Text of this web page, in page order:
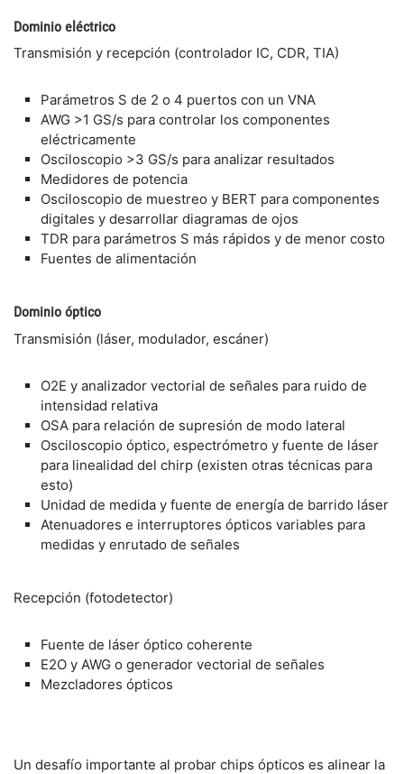
Dominio eléctrico
Transmisión y recepción (controlador IC, CDR, TIA)
Parámetros S de 2 o 4 puertos con un VNA
AWG >1 GS/s para controlar los componentes
eléctricamente
Osciloscopio >3 GS/s para analizar resultados
Medidores de potencia
Osciloscopio de muestreo y BERT para componentes
digitales y desarrollar diagramas de ojos
TDR para parámetros S más rápidos y de menor costo
Fuentes de alimentación
Dominio óptico
Transmisión (láser, modulador, escáner)
O2E y analizador vectorial de señales para ruido de
intensidad relativa
OSA para relación de supresión de modo lateral
Osciloscopio óptico, espectrómetro y fuente de láser
para linealidad del chirp (existen otras técnicas para
esto)
Unidad de medida y fuente de energía de barrido láser
Atenuadores e interruptores ópticos variables para
medidas y enrutado de señales
Recepción (fotodetector)
Fuente de láser óptico coherente
E2O y AWG o generador vectorial de señales
Mezcladores ópticos
Un desafío importante al probar chips ópticos es alinear la